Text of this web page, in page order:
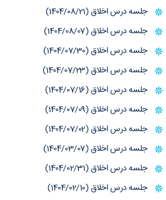
جلسه درس اخلاق (1404/08/21)
جلسه درس اخلاق (1404/08/07)
جلسه درس اخلاق (1404/07/30)
جلسه درس اخلاق (1404/07/23)
جلسه درس اخلاق (1404/07/16)
جلسه درس اخلاق (1404/07/09)
جلسه درس اخلاق (1404/07/02)
جلسه درس اخلاق (1404/03/07)
جلسه درس اخلاق (1404/02/31)
جلسه درس اخلاق (1404/02/10)